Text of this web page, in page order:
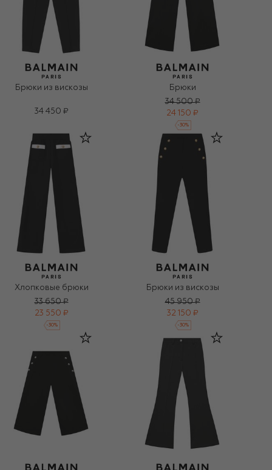
Брюки из вискозы
34 450 ₽
Брюки
34 500 ₽
24 150 ₽
-30%
Хлопковые брюки
33 650 ₽
23 550 ₽
-30%
Брюки из вискозы
45 950 ₽
32 150 ₽
-30%